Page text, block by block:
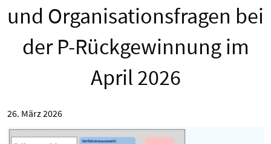
und Organisationsfragen bei
der P-Rückgewinnung im
April 2026
26. März 2026